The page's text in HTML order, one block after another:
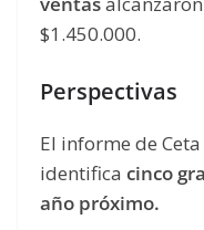
$1.450.000.
Perspectivas
El informe de
identifica cinco
año próximo.